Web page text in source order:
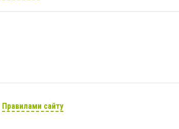
Правилами сайту